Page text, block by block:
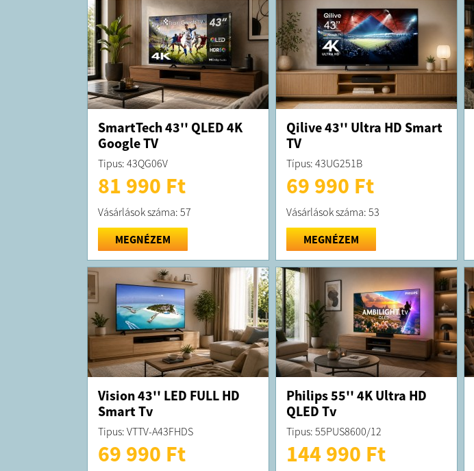
SmartTech 43'' QLED 4K
Google TV
Tipus: 43QG06V
81 990 Ft
Vásárlások száma: 57
MEGNÉZEM
Qilive 43'' Ultra HD Smart
TV
Típus: 43UG251B
69 990 Ft
Vásárlások száma: 53
MEGNÉZEM
Vision 43'' LED FULL HD
Smart Tv
Tipus: VTTV-A43FHDS
69 990 Ft
Philips 55'' 4K Ultra HD
QLED Tv
Tipus: 55PUS8600/12
144 990 Ft